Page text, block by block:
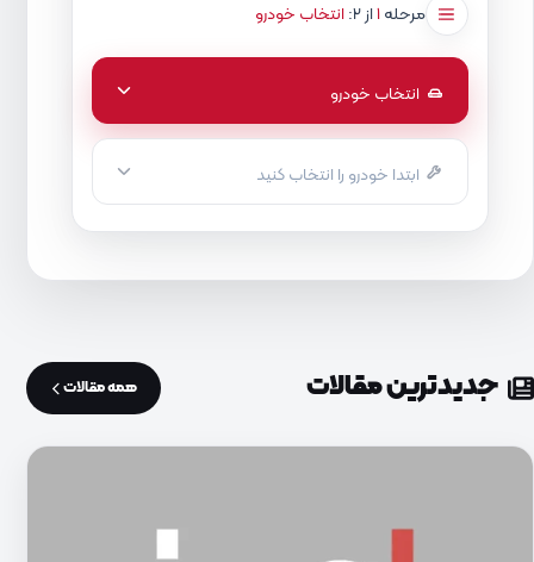
مرحله۱از ۲: انتخاب خودرو
انتخاب خودرو
ابتدا خودرو را انتخاب کنید
جدیدترین مقالات همه مقالات